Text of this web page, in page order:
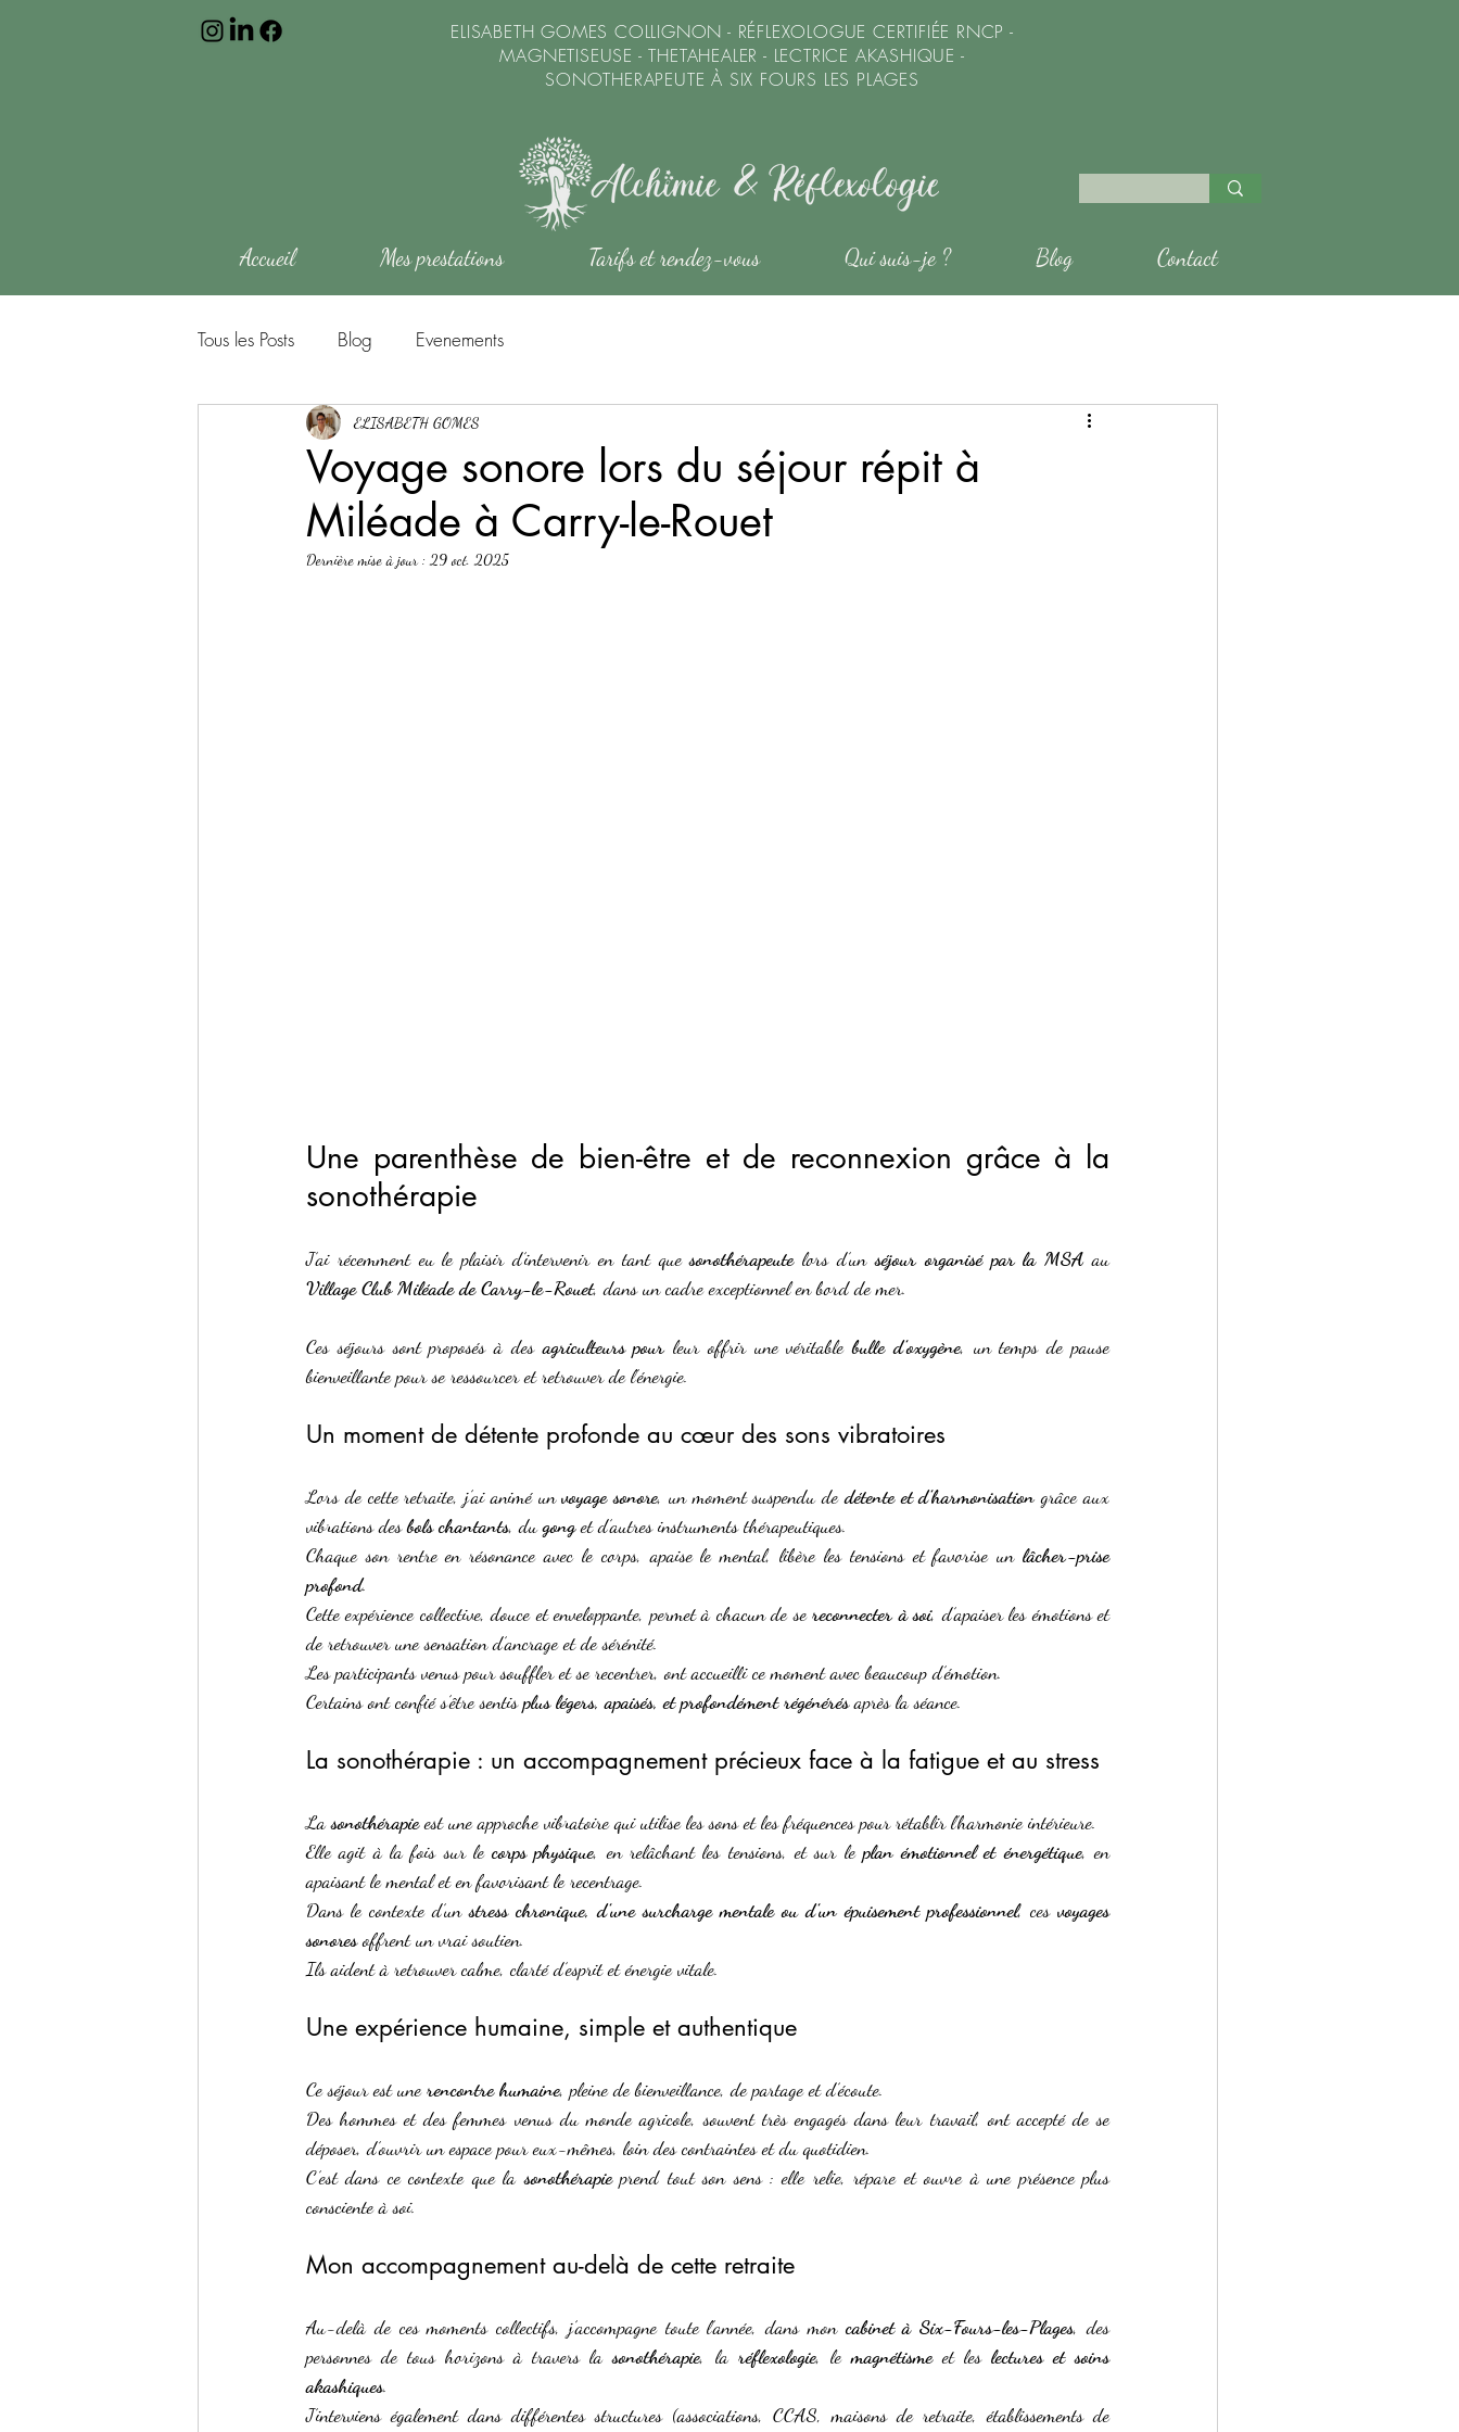
ELISABETH GOMES COLLIGNON - RÉFLEXOLOGUE CERTIFIÉE RNCP -
MAGNETISEUSE - THETAHEALER - LECTRICE AKASHIQUE -
SONOTHERAPEUTE À SIX FOURS LES PLAGES
Accueil Mes prestations Tarifs et rendez-vous Qui suis-je ? Blog Contact
Tous les Posts Blog Evenements
Voyage sonore lors du séjour répit à
Miléade à Carry-le-Rouet
ELISABETH GOMES
Dernière mise à jour : 29 oct. 2025
Une parenthèse de bien-être et de reconnexion grâce à la
sonothérapie
J’ai récemment eu le plaisir d’intervenir en tant que sonothérapeute lors d’un séjour organisé par la MSA
au
Village Club Miléade de Carry-le-Rouet, dans un cadre exceptionnel en bord de mer.
Ces séjours sont proposés à des agriculteurs pour leur offrir une véritable bulle d’oxygène, un temps de pause
bienveillante pour se ressourcer et retrouver de l’énergie.
Un moment de détente profonde au cœur des sons vibratoires
Lors de cette retraite, j’ai animé un voyage sonore, un moment suspendu de détente et d’harmonisation grâce aux
vibrations des bols chantants, du gong et d’autres instruments thérapeutiques.
Chaque son rentre en résonance avec le corps, apaise le mental, libère les tensions et favorise un lâcher-prise
profond.
Cette expérience collective, douce et enveloppante, permet à chacun de se reconnecter à soi, d’apaiser les émotions et
de retrouver une sensation d’ancrage et de sérénité.
Les participants venus pour souffler et se recentrer, ont accueilli ce moment avec beaucoup d’émotion.
Certains ont confié s’être sentis plus légers, apaisés, et profondément régénérés après la séance.
La sonothérapie : un accompagnement précieux face à la fatigue et au stress
La sonothérapie est une approche vibratoire qui utilise les sons et les fréquences pour rétablir l’harmonie intérieure.
Elle agit à la fois sur le corps physique, en relâchant les tensions, et sur le plan émotionnel et énergétique, en
apaisant le mental et en favorisant le recentrage.
Dans le contexte d’un stress chronique, d’une surcharge mentale ou d’un épuisement professionnel, ces voyages
sonores offrent un vrai soutien.
Ils aident à retrouver calme, clarté d’esprit et énergie vitale.
Une expérience humaine, simple et authentique
Ce séjour est une rencontre humaine, pleine de bienveillance, de partage et d’écoute.
Des hommes et des femmes venus du monde agricole, souvent très engagés dans leur travail, ont accepté de se
déposer, d’ouvrir un espace pour eux-mêmes, loin des contraintes et du quotidien.
C’est dans ce contexte que la sonothérapie prend tout son sens : elle relie, répare et ouvre à une présence plus
consciente à soi.
Mon accompagnement au-delà de cette retraite
Au-delà de ces moments collectifs, j’accompagne toute l’année, dans mon cabinet à Six-Fours-les-Plages, des
personnes de tous horizons à travers la sonothérapie, la réflexologie, le magnétisme et les lectures et soins
akashiques.
J’interviens également dans différentes structures (associations, CCAS, maisons de retraite, établissements de